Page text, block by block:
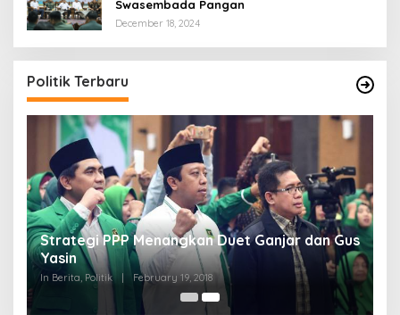
Swasembada Pangan
December 18, 2024
Politik Terbaru
Strategi PPP Menangkan Duet Ganjar dan Gus
Yasin
In Berita, Politik February 19, 2018